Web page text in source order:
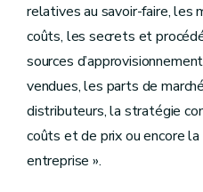
relatives au savoir-faire, les
coûts, les secrets et
sources
vendues, les parts de
distributeurs, la stratégie
coûts et de prix ou encore
entreprise ».